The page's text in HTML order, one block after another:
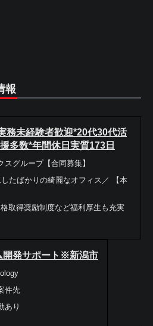
報
務未経験者歓迎*20代30代活
多数*年間休日実質173日
グループ【合同募集】
たばかりの綺麗なオフィス／ 【本
取得奨励制度など福利厚生も充実
開発サポート※新潟市
件先
あり